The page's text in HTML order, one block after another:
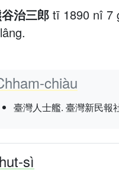
治三郎 tī 1890 nî 7
chiàu
臺灣人士艦. 臺灣新民報
sì